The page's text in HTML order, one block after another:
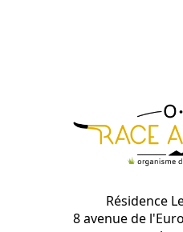
Résidence
8 avenue de